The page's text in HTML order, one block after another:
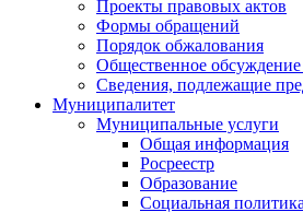
Проекты правовых актов
Формы обращений
Порядок обжалования
Общественное обсуждение
Сведения, подлежащие
Муниципалитет
Муниципальные услуги
Общая информация
Росреестр
Образование
Социальная политика